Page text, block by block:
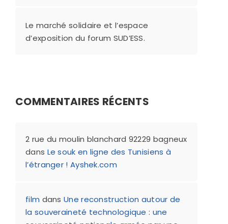
Le marché solidaire et l’espace
d’exposition du forum SUD’ESS.
COMMENTAIRES RÉCENTS
2 rue du moulin blanchard 92229 bagneux
dans Le souk en ligne des Tunisiens à
l’étranger ! Ayshek.com
film dansUne reconstruction autour de
la souveraineté technologique : une